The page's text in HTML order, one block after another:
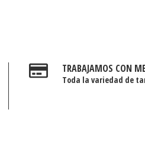
TRABAJAMOS CON
Toda la variedad de